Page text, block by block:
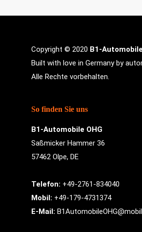
Copyright © 2020 B1-
Built with love in Germany by
Alle Rechte vorbehalten.
So finden Sie uns
B1-Automobile OHG
Saßmicker Hammer 36
57462 Olpe, DE
Telefon: +49-2761-834040
Mobil: +49-179-4731374
E-Mail: